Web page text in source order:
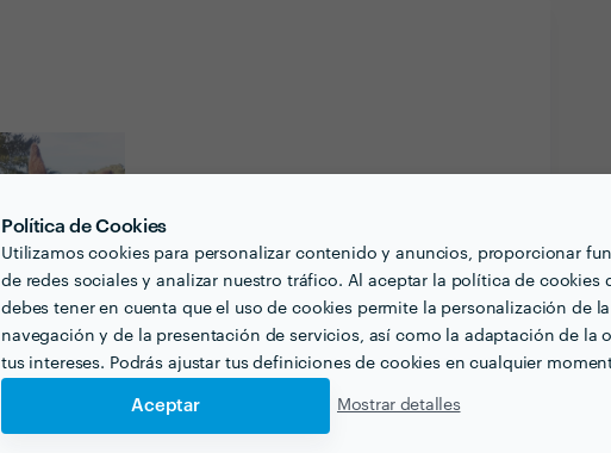
Política de Cookies
Utilizamos cookies para personalizar contenido y anuncios, proporcionar
de redes sociales y analizar nuestro tráfico. Al aceptar la política de cookies
debes tener en cuenta que el uso de cookies permite la personalización de la
navegación y de la presentación de servicios, así como la adaptación de la
tus intereses. Podrás ajustar tus definiciones de cookies en cualquier
Aceptar Mostrar detalles